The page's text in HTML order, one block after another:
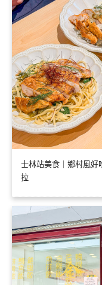
士林站美食｜鄉村風好
拉